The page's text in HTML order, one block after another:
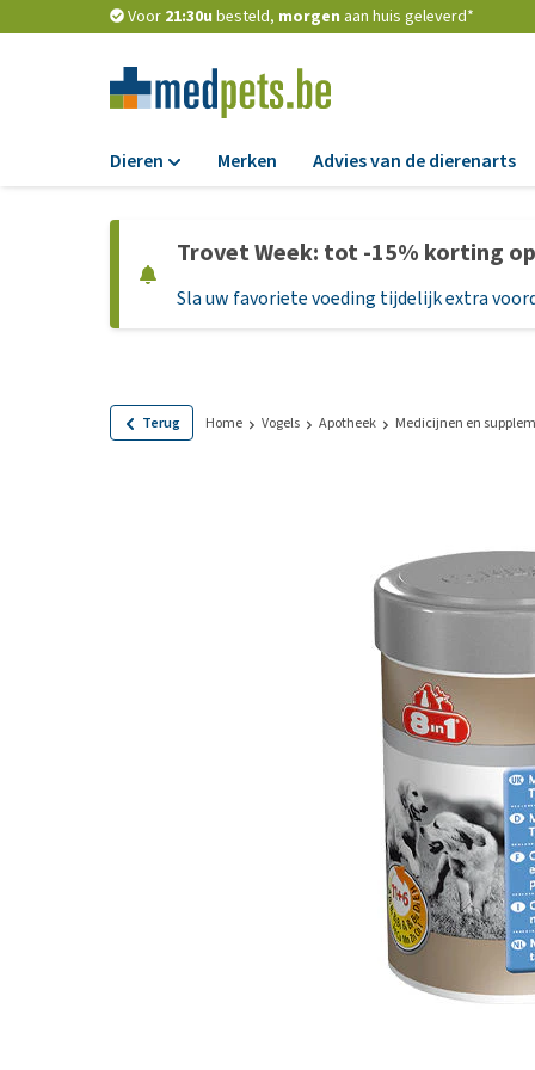
Voor 21:30u besteld, morgen aan huis geleverd*
Dieren
Hondenbrokken
Natvoer
Graanvrij
Hypoallergeen voer
Biologisch
Snacks
Bekijk alles
Merken Advies van de dierenarts
Trovet Week: tot -15% korting
Sla uw favoriete voeding tijdelijk extra
Terug Home Vogels Apotheek Medicijnen en